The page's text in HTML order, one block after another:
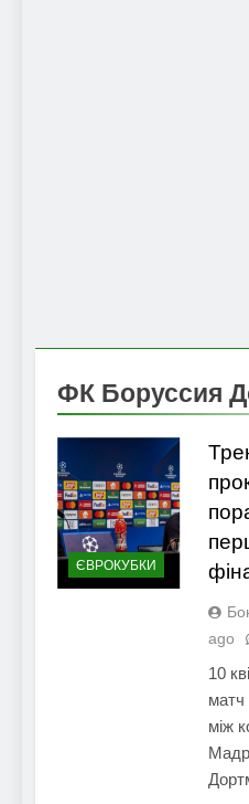
ФК Боруссия
ЄВРОКУБКИ
ago
10
матч
між